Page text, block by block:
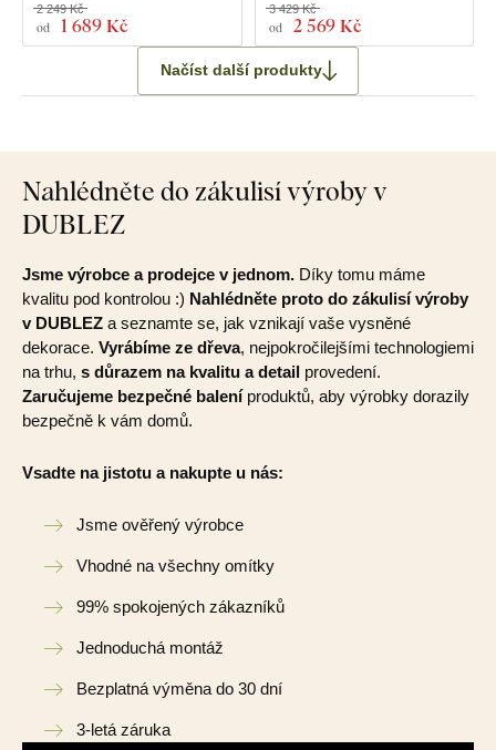
od 1 689 Kč
2 249 Kč
od 2 569 Kč
3 429 Kč
Načíst další produkty
Nahlédněte do zákulisí výroby v
DUBLEZ
Jsme výrobce a prodejce v jednom. Díky tomu máme
kvalitu pod kontrolou :) Nahlédněte proto do zákulisí výroby
v DUBLEZ a seznamte se, jak vznikají vaše vysněné
dekorace. Vyrábíme ze dřeva, nejpokročilejšími technologiemi
na trhu, s důrazem na kvalitu a detail provedení.
Zaručujeme bezpečné baleníproduktů, aby výrobky dorazily
bezpečně k vám domů.
Vsadte na jistotu a nakupte u nás:
Jsme ověřený výrobce
Vhodné na všechny omítky
99% spokojených zákazníků
Jednoduchá montáž
Bezplatná výměna do 30 dní
3-letá záruka